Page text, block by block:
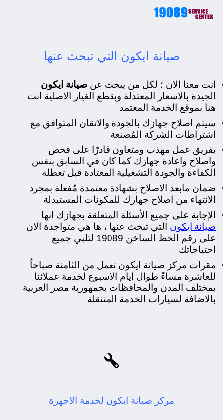
صيانة ايكون التي تبحث عنها
انت معنا الان ؛ لكل من يبحث عن صيانة ايكون
الجيدة بالاسعار المعتدلة وبقطع الغيار الاصلية انت
هنا بموقع الخدمة المعتمد
سيتم اصلاح جهازك بالجودة والاتقان المتوافق مع
اشتراطات الشركة المٌصنعة
بفريق عمل مهذب ومتعاون قادرًا على فحص
واصلاح واعادة جهازك كما كان في السابق بنفس
الكفاءة والجودة التشغيلية المعتادة قبل تعطله
ضمان مابعد الاصلاح بشهادة معتمدة مُفعلة بمجرد
الانتهاء من اصلاح جهازك للمكونات المستبدلة
الإجابة على جميع الأسئلة المتعلقة بجهازك انها
صيانة ايكون التي تبحث عنها ، ها هي متواجدة الان
على رقم الخط الساخن 19089 لتلبي جميع
احتياجاتك
مقرات مركز صيانة ايكون تعمل من الثامنة صباحاُ
للعاشرة مساءً طوال ايام الاسبوع لخدمة عملائنا
بمختلف المدن والمحافظات بجمهورية مصر العربية
بالاضافة لسيارات الخدمة المتنقلة

مركز صيانة ايكون لخدمة الاجهزة